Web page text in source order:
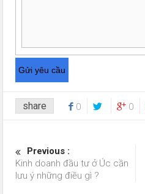
share 0 0
Previous :
Kinh doanh đầu tư ở Úc cần
lưu ý những điều gì ?